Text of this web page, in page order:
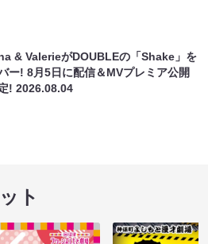
& ValerieがDOUBLEの「Shake」を
ー! 8月5日に配信＆MVプレミア公開
!2026.08.04
ト